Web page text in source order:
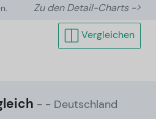
Zu den Detail-Charts ->
Vergleichen
- - Deutschland